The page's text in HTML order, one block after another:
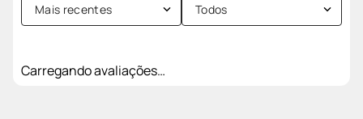
Mais recentes Todos
Carregando avaliações…